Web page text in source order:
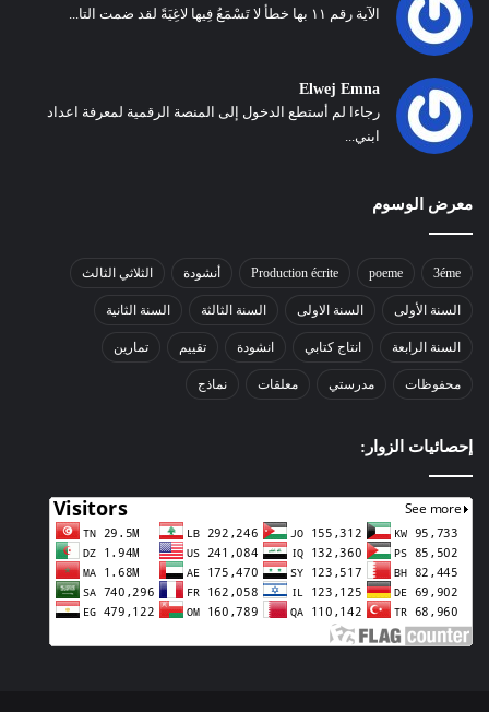
الآية رقم ١١ بها خطأ لا تَسْمَعُ فِيها لاغِيَةً لقد ضمت التا...
Elwej Emna
رجاءا لم أستطع الدخول إلى المنصة الرقمية لمعرفة اعداد
ابني...
معرض الوسوم
3éme
poeme
Production écrite أنشودة الثلاثي الثالث
السنة الأولى السنة الاولى السنة الثالثة السنة الثانية
السنة الرابعة انتاج كتابي انشودة تقييم تمارين
محفوظات مدرستي معلقات نماذج
إحصائيات الزوار: